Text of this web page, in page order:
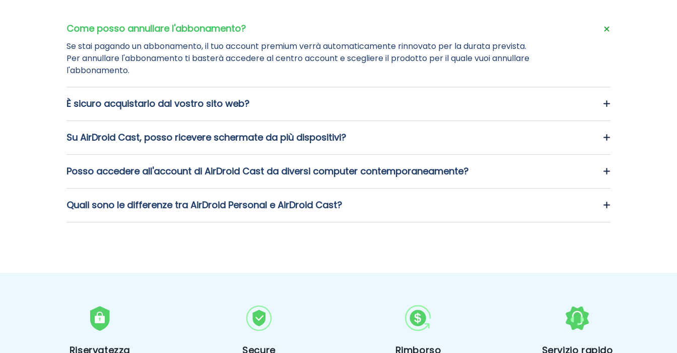
Come posso annullare l'abbonamento?
Se stai pagando un abbonamento, il tuo account premium verrà automaticamente rinnovato per la durata prevista.
Per annullare l'abbonamento ti basterà accedere al centro account e scegliere il prodotto per il quale vuoi annullare
l'abbonamento.
È sicuro acquistarlo dal vostro sito web?
Su AirDroid Cast, posso ricevere schermate da più dispositivi?
Posso accedere all'account di AirDroid Cast da diversi computer contemporaneamente?
Quali sono le differenze tra AirDroid Personal e AirDroid Cast?
Riservatezza Secure Rimborso Servizio rapido